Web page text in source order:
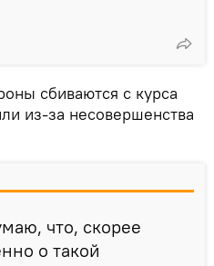
сбиваются с курса
из-за несовершенства
что, скорее
о такой